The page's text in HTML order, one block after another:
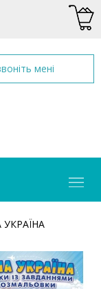
мені
УКРАЇНА